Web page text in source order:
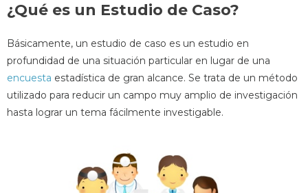
¿Qué es un Estudio de Caso?
Básicamente, un estudio de caso es un estudio en
profundidad de una situación particular en lugar de una
encuesta estadística de gran alcance. Se trata de un método
utilizado para reducir un campo muy amplio de investigación
hasta lograr un tema fácilmente investigable.